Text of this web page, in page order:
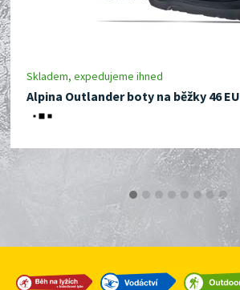
Skladem, expedujeme ihned
Alpina Outlander boty na běžky 46 EU